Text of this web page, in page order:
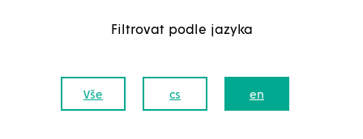
Filtrovat podle jazyka
Vše cs en